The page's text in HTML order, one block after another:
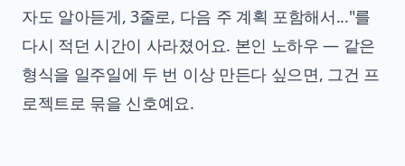
자도 알아듣게, 3줄로, 다음 주 계획 포함해서..."를
다시 적던 시간이 사라졌어요. 본인 노하우 — 같은
형식을 일주일에 두 번 이상 만든다 싶으면, 그건 프
로젝트로 묶을 신호예요.